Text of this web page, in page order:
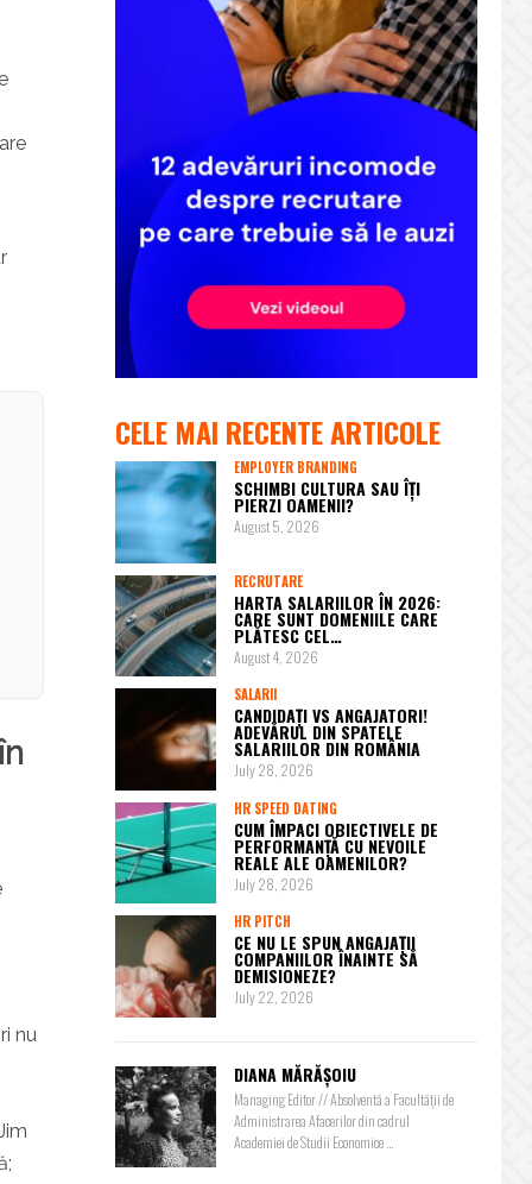
nu
CELE MAI RECENTE ARTICOLE
EMPLOYER BRANDING
SCHIMBI CULTURA SAU ÎȚI
PIERZI OAMENII?
August 5, 2026
RECRUTARE
HARTA SALARIILOR ÎN 2026:
CARE SUNT DOMENIILE CARE
PLĂTESC CEL…
August 4, 2026
SALARII
CANDIDAȚI VS ANGAJATORI!
ADEVĂRUL DIN SPATELE
SALARIILOR DIN ROMÂNIA
July 28, 2026
HR SPEED DATING
CUM ÎMPACI OBIECTIVELE DE
PERFORMANȚĂ CU NEVOILE
REALE ALE OAMENILOR?
July 28, 2026
HR PITCH
CE NU LE SPUN ANGAJAȚII
COMPANIILOR ÎNAINTE SĂ
DEMISIONEZE?
July 22, 2026
DIANA MĂRĂȘOIU
Managing Editor // Absolventă a Facultății de
Administrarea Afacerilor din cadrul
Academiei de Studii Economice ...